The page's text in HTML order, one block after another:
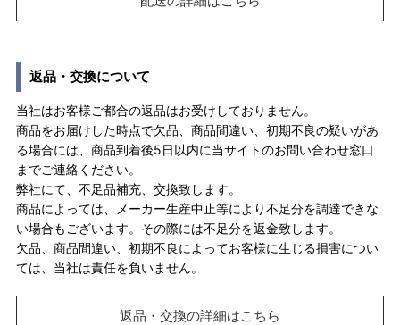
返品・交換について
当社はお客様ご都合の返品はお受けしておりません。
商品をお届けした時点で欠品、商品間違い、初期不良の疑いがあ
る場合には、商品到着後5日以内に当サイトのお問い合わせ窓口
までご連絡ください。
弊社にて、不足品補充、交換致します。
商品によっては、メーカー生産中止等により不足分を調達できな
い場合もございます。その際には不足分を返金致します。
欠品、商品間違い、初期不良によってお客様に生じる損害につい
ては、当社は責任を負いません。
返品・交換の詳細はこちら